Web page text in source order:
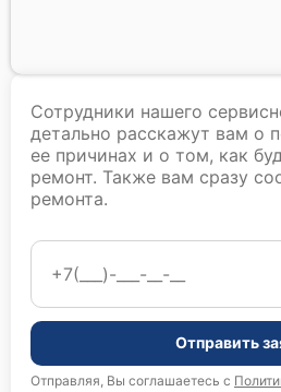
Сотрудники нашего
детально расскажут вам о
ее причинах и о том, как
ремонт. Также вам сразу
ремонта.
Отправить
Отправляя, Вы соглашаетесь с